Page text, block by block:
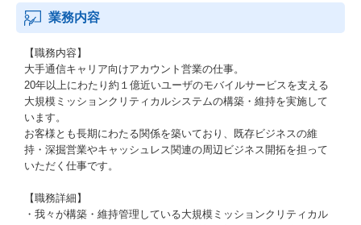
業務内容
【職務内容】
大手通信キャリア向けアカウント営業の仕事。
20年以上にわたり約１億近いユーザのモバイルサービスを支える
大規模ミッションクリティカルシステムの構築・維持を実施して
います。
お客様とも長期にわたる関係を築いており、既存ビジネスの維
持・深掘営業やキャッシュレス関連の周辺ビジネス開拓を担って
いただく仕事です。
【職務詳細】
・我々が構築・維持管理している大規模ミッションクリティカル